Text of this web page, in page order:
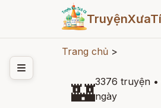
Trang chủ >
🏰3376 truyện •
ngày